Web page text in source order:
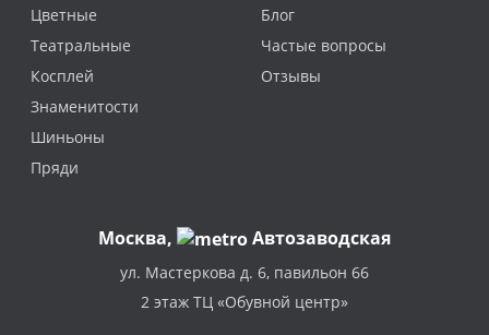
Цветные
Театральные
Косплей
Знаменитости
Шиньоны
Пряди
Блог
Частые вопросы
Отзывы
Москва, Автозаводская
ул. Мастеркова д. 6, павильон 66
2 этаж ТЦ «Обувной центр»